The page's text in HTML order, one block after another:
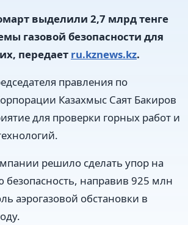
выделили 2,7 млрд тенге
газовой безопасности для
передает ru.kznews.kz.
правления по
Казахмыс Саят Бакиров
для проверки горных работ и
решило сделать упор на
направив 925 млн
аэрогазовой обстановки в